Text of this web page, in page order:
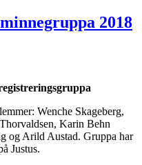
2018
Wenche Skageberg,
Karin Behn
og Arild Austad. Gruppa har
Justus.